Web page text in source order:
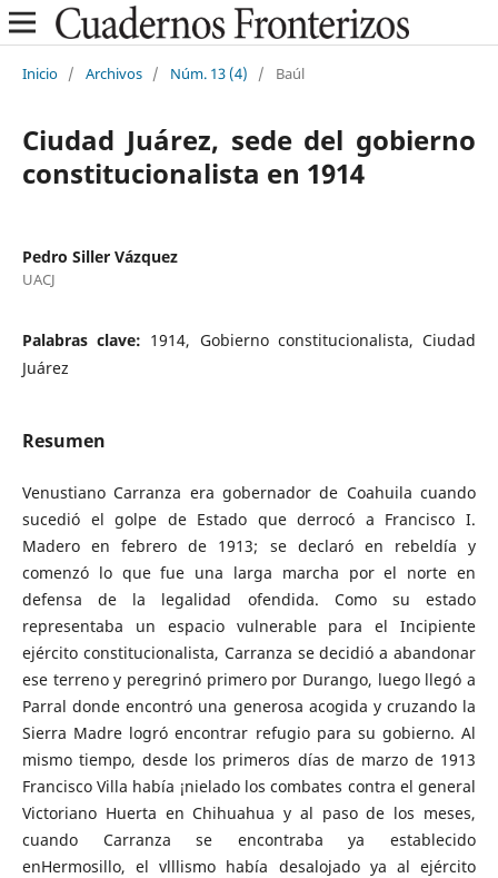
Inicio / Archivos / Núm. 13 (4) / Baúl
Ciudad Juárez, sede del gobierno
constitucionalista en 1914
Pedro Siller Vázquez
UACJ
Palabras clave: 1914, Gobierno constitucionalista, Ciudad
Juárez
Resumen
Venustiano Carranza era gobernador de Coahuila cuando
sucedió el golpe de Estado que derrocó a Francisco I.
Madero en febrero de 1913; se declaró en rebeldía y
comenzó lo que fue una larga marcha por el norte en
defensa de la legalidad ofendida. Como su estado
representaba un espacio vulnerable para el Incipiente
ejército constitucionalista, Carranza se decidió a abandonar
ese terreno y peregrinó primero por Durango, luego llegó a
Parral donde encontró una generosa acogida y cruzando la
Sierra Madre logró encontrar refugio para su gobierno. Al
mismo tiempo, desde los primeros días de marzo de 1913
Francisco Villa había ¡nielado los combates contra el general
Victoriano Huerta en Chihuahua y al paso de los meses,
cuando Carranza se encontraba ya establecido
enHermosillo, el vlllismo había desalojado ya al ejército